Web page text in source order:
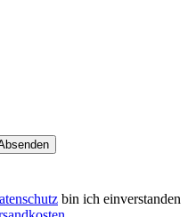
bin ich einverstanden